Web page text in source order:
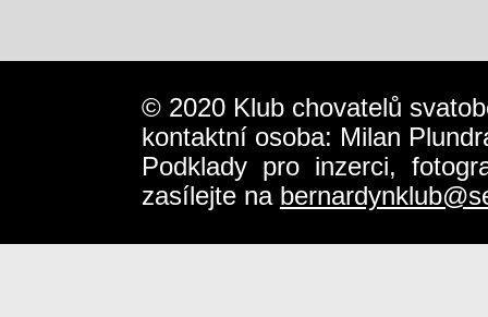
© 2020 Klub chovatelů
kontaktní osoba: Milan
Podklady pro inzerci,
zasílejte na